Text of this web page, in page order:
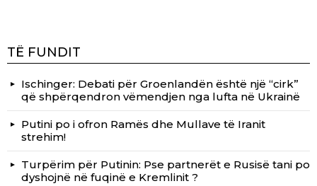
TË FUNDIT
Ischinger: Debati për Groenlandën është një “cirk”
që shpërqendron vëmendjen nga lufta në Ukrainë
Putini po i ofron Ramës dhe Mullave të Iranit
strehim!
Turpërim për Putinin: Pse partnerët e Rusisë tani po
dyshojnë në fuqinë e Kremlinit ?